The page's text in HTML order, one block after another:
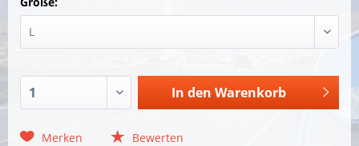
In den Warenkorb
Merken Bewerten